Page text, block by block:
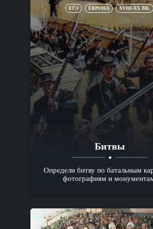
ЕГЭ ЕВРОПА XVIII-XX ВВ.
Битвы
Определи битву по батальным
фотографиям и